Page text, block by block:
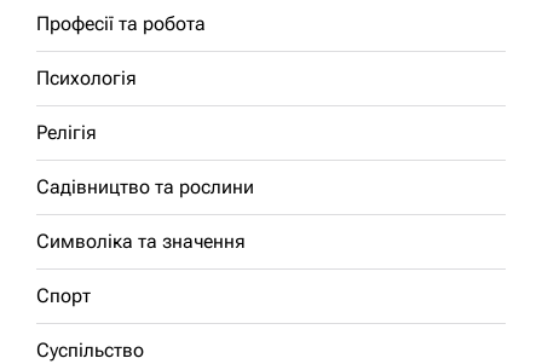
Професії та робота
Психологія
Релігія
Садівництво та рослини
Символіка та значення
Спорт
Суспільство